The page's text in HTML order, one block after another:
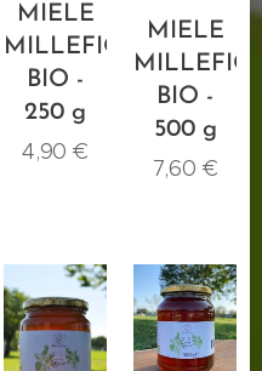
MIELE
MILLEFIORI
BIO -
250 g
4,90 €
MIELE
BIO -
500 g
7,60 €